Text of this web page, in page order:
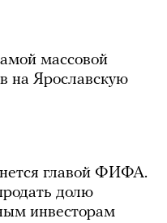
массовой
на Ярославскую
главой ФИФА.
долю
инвесторам